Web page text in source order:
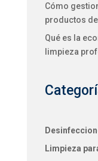
Cómo
productos
Qué es la
limpieza
Limpieza